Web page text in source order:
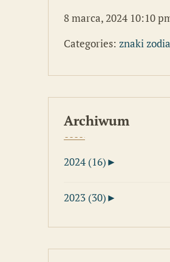
8 marca, 2024 10:10
Categories: znaki
Archiwum
►
2024 (16)
►
2023 (30)